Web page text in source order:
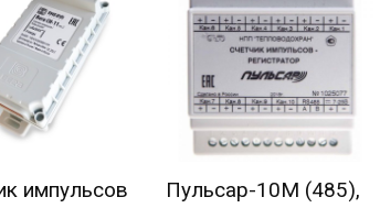
импульсов
Пульсар-10М (485),